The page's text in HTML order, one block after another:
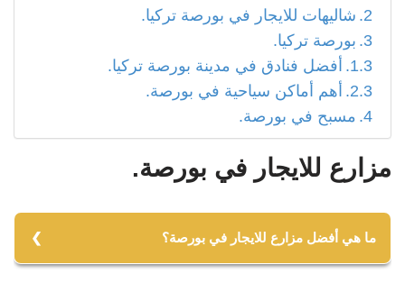
شاليهات للايجار في بورصة تركيا.
بورصة تركيا.
أفضل فنادق في مدينة بورصة تركيا.
أهم أماكن سياحية في بورصة.
مسبح في بورصة.
مزارع للايجار في بورصة.
ما هي أفضل مزارع للايجار في بورصة؟